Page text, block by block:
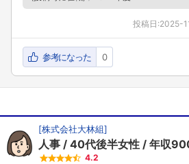
投稿日:2025-
参考になった 0
[株式会社大林組]
人事 40代後半女性 年収
4.2